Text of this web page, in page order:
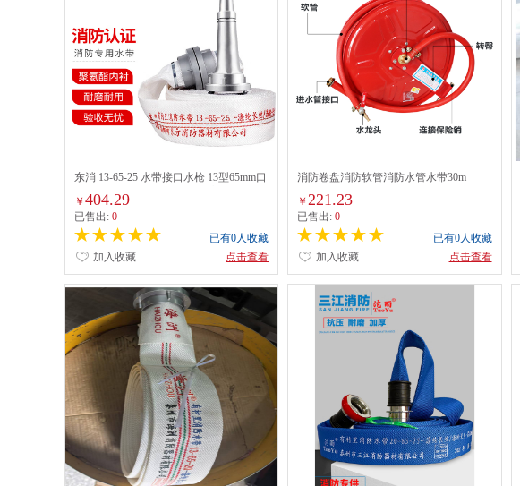
东消 13-65-25 水带接口水枪 13型65mm口
￥ 404.29
已售出: 0
已有0人收藏
点击查看
加入收藏
消防卷盘消防软管消防水管水带30m
￥ 221.23
已售出:0
已有0人收藏
点击查看
加入收藏